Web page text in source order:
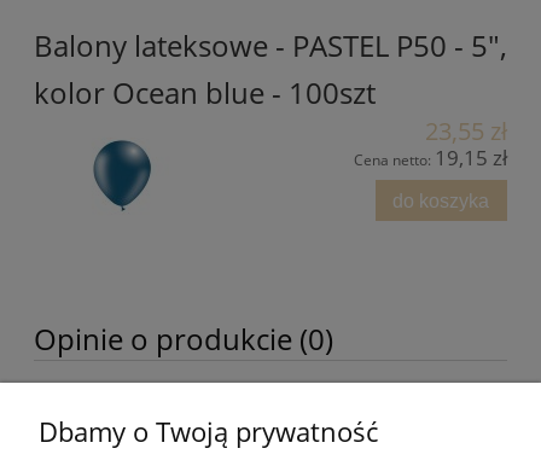
Balony lateksowe - PASTEL P50 - 5",
kolor Ocean blue - 100szt
23,55 zł
Cena netto: 19,15 zł
do koszyka
Opinie o produkcie (0)
Moje konto
Dbamy o Twoją prywatność